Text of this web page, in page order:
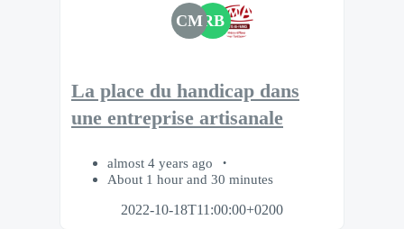
CMRB
La place du handicap dans
une entreprise artisanale
almost 4 years ago
About 1 hour and 30 minutes
2022-10-18T11:00:00+0200